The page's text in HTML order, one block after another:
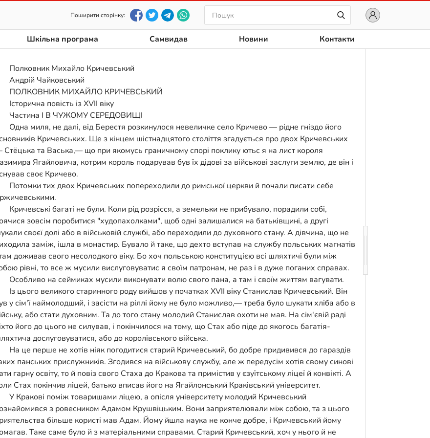
Поширити сторінку:
Шкільна програма Самвидав Новини Контакти
Полковник Михайло Кричевський
Андрій Чайковський
ПОЛКОВНИК МИХАЙЛО КРИЧЕВСЬКИЙ
Історична повість із XVII віку
Частина І В ЧУЖОМУ СЕРЕДОВИЩІ
Одна миля, не далі, від Берестя розкинулося невеличке село Кричево — рідне гніздо його
Кричевських. Ще з кінцем шістнадцятого століття згадується про двох Кричевських
та Васька,— що при якомусь граничному спорі поклику ютьс я на лист короля
Ягайловича, котрим король подарував був їх дідові за військові заслуги землю, де він і
своє Кричево.
Потомки тих двох Кричевських попереходили до римської церкви й почали писати себе
Кричевські багаті не були. Коли рід розрісся, а земельки не прибувало, порадили собі,
зовсім поробитися "худопахолками", щоб одні залишалися на батьківщині, а другі
своєї долі або в військовій службі, або переходили до духовного стану. А дівчина, що не
заміж, ішла в монастир. Бувало й таке, що дехто вступав на службу польських магнатів
доживав свого несолодкого віку. Бо хоч польською конституцією всі шляхтичі були між
рівні, то все ж мусили вислуговуватис я своїм патронам, не раз і в дуже поганих справах.
Особливо на сеймиках мусили виконувати волю свого пана, а там і своїм життям вагувати.
Із цього великого старинного роду вийшов у початках XVII віку Станислав Кричевський. Він
у сім'ї наймолодший, і засісти на ріллі йому не було можливо,— треба було шукати хліба або в
або стати духовним. Та до того стану молодий Станислав охоти не мав. На сім'євій раді
його до цього не силував, і покінчилося на тому, що Стах або піде до якогось багатія-
дослуговуватися, або до королівського війська.
На це перше не хотів ніяк погодитися старий Кричевський, бо добре придивився до гараздів
панських прислужників. Згодився на військову службу, але ж передусім хотів свому синові
гарну освіту, то й повіз свого Стаха до Кракова та примістив у єзуїтському ліцеї й конвікті. А
Стах покінчив ліцей, батько вписав його на Ягайлонський Краківський університет.
У Кракові поміж товаришами ліцею, а опісля університету молодий Кричевський
з ровесником Адамом Крушвіцьким. Вони заприятелювали між собою, та з цього
більше користі мав Адам. Йому йшла наука не конче добре, і Кричевський йому
Таке саме було й з матеріальними справами. Старий Кричевський, хоч у нього й не